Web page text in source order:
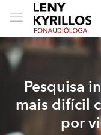
Pesquisa
mais difícil
por